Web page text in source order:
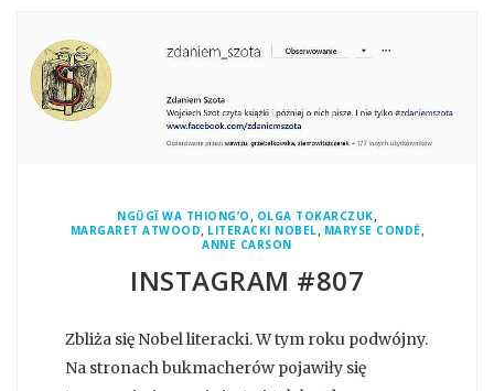
NGŨGĨ WA THIONG’O , OLGA TOKARCZUK,
MARGARET ATWOOD, LITERACKI NOBEL, MARYSE CONDÉ,
ANNE CARSON
INSTAGRAM #807
Zbliża się Nobel literacki. W tym roku podwójny.
Na stronach bukmacherów pojawiły się